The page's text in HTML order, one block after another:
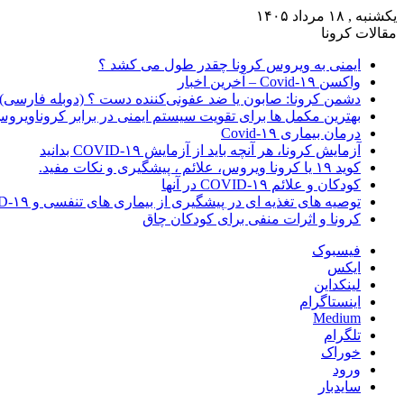
یکشنبه , ۱۸ مرداد ۱۴۰۵
مقالات کرونا
ایمنی به ویروس کرونا چقدر طول می کشد ؟
واکسن Covid-۱۹ – آخرین اخبار
دشمن کرونا: صابون یا ضد عفونی‌کننده دست ؟ (دوبله فارسی)
بهترین مکمل ها برای تقویت سیستم ایمنی در برابر
درمان بیماری Covid-۱۹
آزمایش کرونا، هر آنچه باید از آزمایش COVID-۱۹ بدانید
کوید ۱۹ یا کرونا ویروس، علائم ، پیشگیری و نکات مفید.
کودکان و علائم COVID-۱۹ در آنها
توصیه های تغذیه ای در پیشگیری از بیماری های تنفسی و COVID-۱۹
کرونا و اثرات منفی برای کودکان چاق
فیسبوک
ایکس
لینکداین
اینستاگرام
Medium
تلگرام
خوراک
ورود
سایدبار